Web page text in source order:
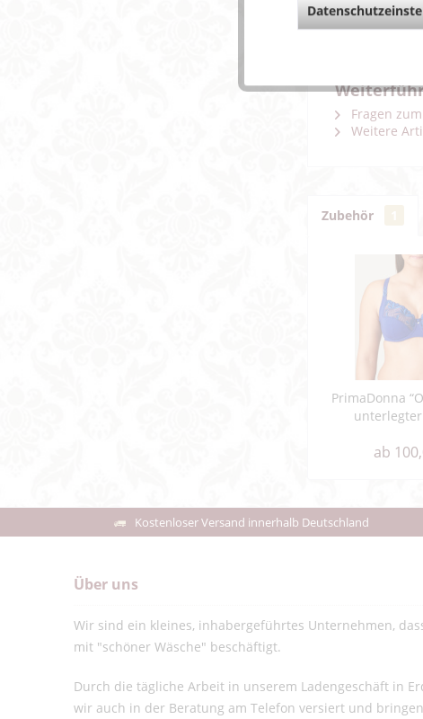
An Cups
Fragen
Weitere
Zubehör
PrimaDonna
ab
Kostenloser Versand innerhalb Deutschland
Über uns
Wir sind ein kleines, inhabergeführtes Unternehmen,
mit "schöner Wäsche" beschäftigt.
Durch die tägliche Arbeit in unserem Ladengeschäft in
wir auch in der Beratung am Telefon versiert und